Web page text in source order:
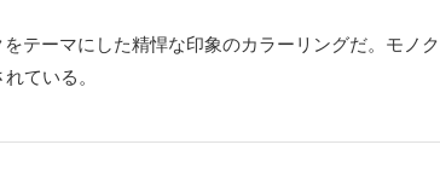
テーマにした精悍な印象のカラーリングだ。モノク
ている。